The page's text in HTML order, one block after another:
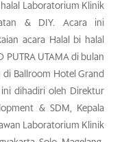
Laboratorium Klinik
& DIY. Acara ini
acara Halal bi halal
PUTRA UTAMA di bulan
di Ballroom Hotel Grand
dihadiri oleh Direktur
& SDM, Kepala
Laboratorium Klinik